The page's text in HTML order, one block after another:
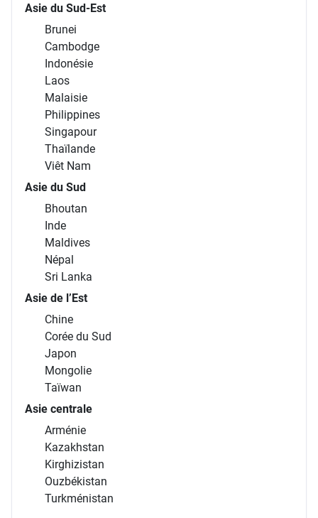
Asie du Sud-Est
Brunei
Cambodge
Indonésie
Laos
Malaisie
Philippines
Singapour
Thaïlande
Viêt Nam
Asie du Sud
Bhoutan
Inde
Maldives
Népal
Sri Lanka
Asie de l’Est
Chine
Corée du Sud
Japon
Mongolie
Taïwan
Asie centrale
Arménie
Kazakhstan
Kirghizistan
Ouzbékistan
Turkménistan